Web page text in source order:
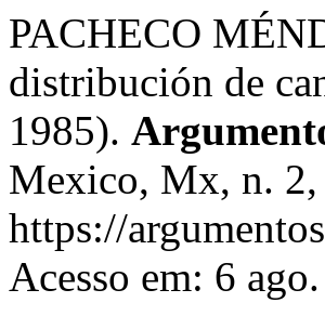
PACHECO
distribución de
1985).
Mexico, Mx, n.
https://
Acesso em: 6